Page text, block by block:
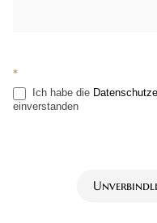
*
Ich habe die
einverstanden